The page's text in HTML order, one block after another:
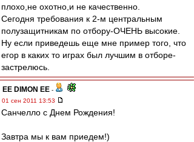
плохо,не охотно,и не качественно.
Сегодня требования к 2-м центральным
полузащитникам по отбору-ОЧЕНЬ высокие.
Ну если приведешь еще мне пример того, что
егор в каких то играх был лучшим в отборе-
застрелюсь.
EE DIMON EE -
01 сен 2011 13:53
Санчелло с Днем Рождения!
Завтра мы к вам приедем!)